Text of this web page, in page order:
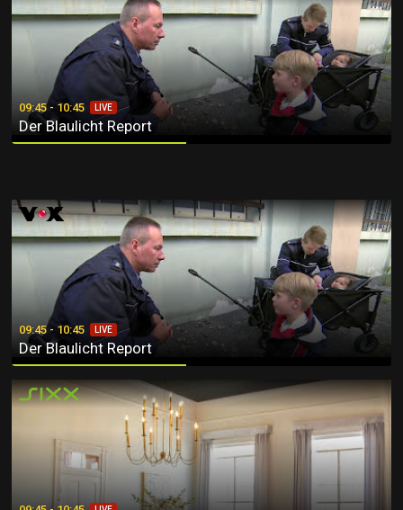
09:45 - 10:45 LIVE
Der Blaulicht Report
09:45 - 10:45 LIVE
Der Blaulicht Report
Der Blaulicht Report
Mein Kleinstadt-Traumhaus